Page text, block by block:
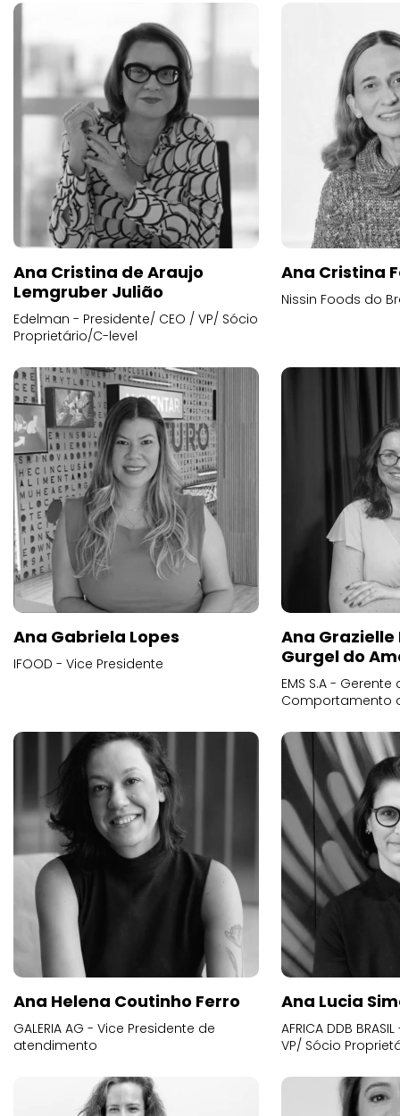
Ana Cristina de Araujo
Lemgruber Julião
Edelman - Presidente/ CEO / VP/ Sócio
Proprietário/C-level
Ana Cristina
Nissin Foods do
Ana Gabriela Lopes
IFOOD - Vice Presidente
Ana
Gurgel do
EMS S.A -
Comportamento
Ana Helena Coutinho Ferro
GALERIA AG - Vice Presidente de
atendimento
Ana Lucia
AFRICA DDB
VP/ Sócio